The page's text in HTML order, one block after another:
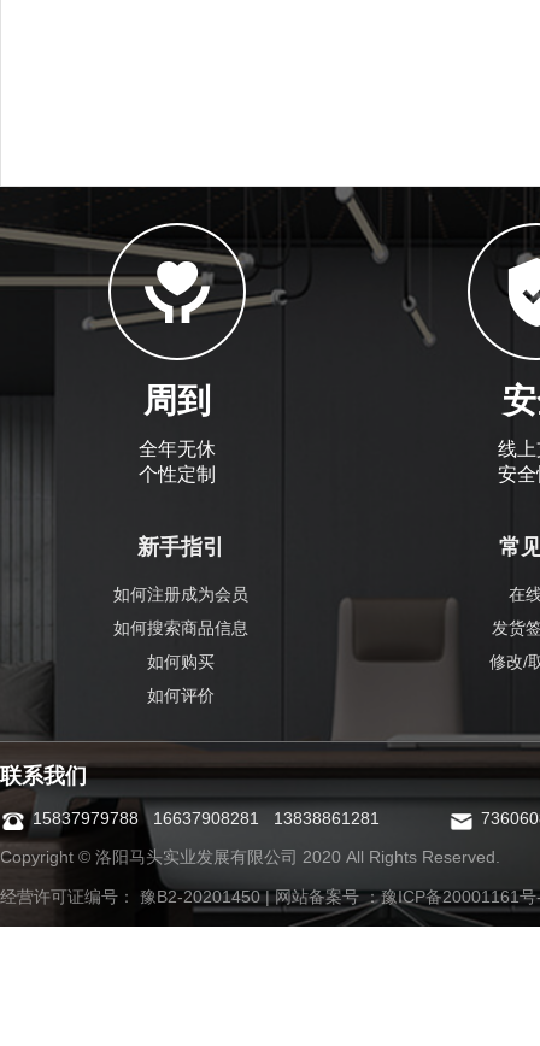
周到
全年无休
个性定制
线
安
新手指引
如何注册成为会员
如何搜索商品信息
如何购买
如何评价
常
在
发货
修改/
联系我们
15837979788 16637908281 13838861281
Copyright © 洛阳马头实业发展有限公司 2020 All Rights Reserved.
经营许可证编号： 豫B2-20201450 | 网站备案号 ：豫ICP备20001161号